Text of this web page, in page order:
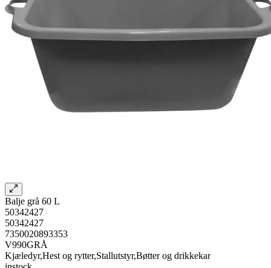
Balje grå 60 L
50342427
50342427
7350020893353
V990GRÅ
Kjæledyr,Hest og rytter,Stallutstyr,Bøtter og drikkekar